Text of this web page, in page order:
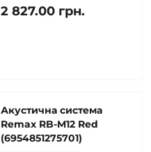
2 827.00 грн.
Акустична система
Remax RB-M12 Red
(6954851275701)